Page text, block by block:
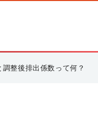
整後排出係数って何？